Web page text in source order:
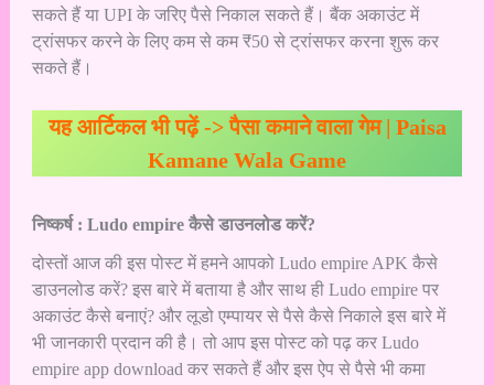
सकते हैं या UPI के जरिए पैसे निकाल सकते हैं। बैंक अकाउंट में
ट्रांसफर करने के लिए कम से कम ₹50 से ट्रांसफर करना शुरू कर
सकते हैं।
यह आर्टिकल भी पढ़ें ->पैसा कमाने वाला गेम | Paisa
Kamane Wala Game
निष्कर्ष : Ludo empire कैसे डाउनलोड करें?
दोस्तों आज की इस पोस्ट में हमने आपको Ludo empire APK कैसे
डाउनलोड करें? इस बारे में बताया है और साथ ही Ludo empireपर
अकाउंट कैसे बनाएं? और लूडो एम्पायर से पैसे कैसे निकाले इस बारे में
भी जानकारी प्रदान की है। तो आप इस पोस्ट को पढ़ कर Ludo
empire app download कर सकते हैं और इस ऐप से पैसे भी कमा